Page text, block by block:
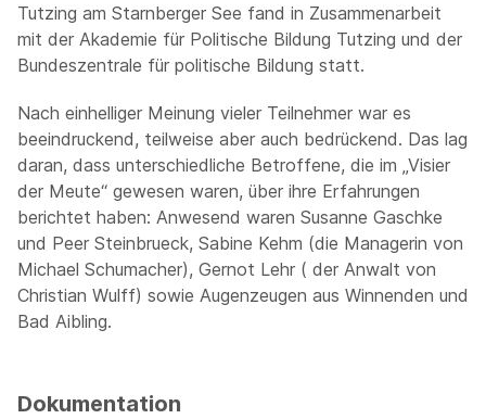
Tutzing am Starnberger See fand in Zusammenarbeit
mit der Akademie für Politische Bildung Tutzing und der
Bundeszentrale für politische Bildung statt.
Nach einhelliger Meinung vieler Teilnehmer war es
beeindruckend, teilweise aber auch bedrückend. Das lag
daran, dass unterschiedliche Betroffene, die im „Visier
der Meute“ gewesen waren, über ihre Erfahrungen
berichtet haben: Anwesend waren Susanne Gaschke
und Peer Steinbrueck, Sabine Kehm (die Managerin von
Michael Schumacher), Gernot Lehr ( der Anwalt von
Christian Wulff) sowie Augenzeugen aus Winnenden und
Bad Aibling.
Dokumentation